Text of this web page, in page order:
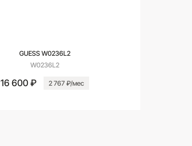
GUESS W0236L2
W0236L2
16 600 ₽ 2 767 ₽/мес